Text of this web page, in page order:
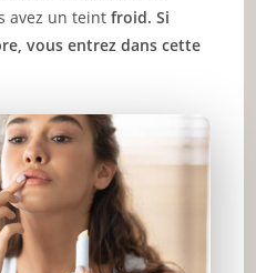
avez un teintfroid. Si
vous entrez dans cette